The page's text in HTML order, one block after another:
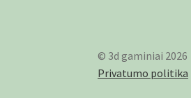
© 3d gaminiai 2026
Privatumo politika